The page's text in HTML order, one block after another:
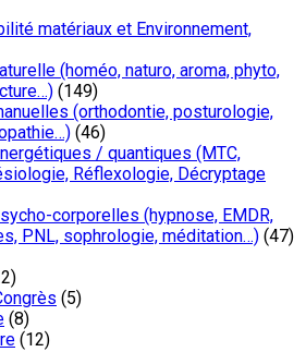
matériaux et Environnement,
(homéo, naturo, aroma, phyto,
(149)
(orthodontie, posturologie,
(46)
/ quantiques (MTC,
Réflexologie, Décryptage
corporelles (hypnose, EMDR,
PNL, sophrologie, méditation…) (47)
(5)
(8)
(12)